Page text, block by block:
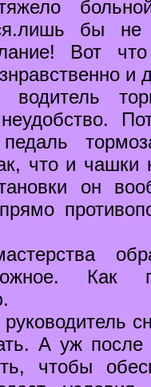
бы
Вот
и
водитель
неудобство.
что и чашки
он
Как
А уж после
чтобы